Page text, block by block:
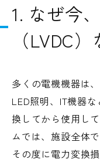
1. なぜ今
（LVDC
多くの電機機器は
LED照明、IT機器
換してから使用し
ムでは、施設全体
その度に電力変換